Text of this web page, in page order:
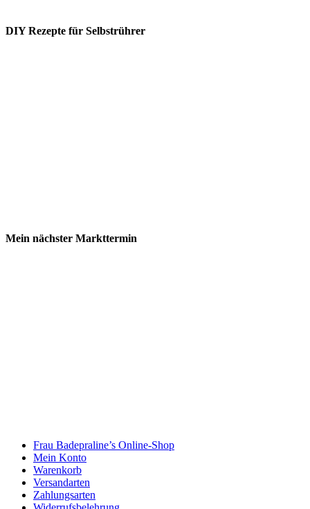
DIY Rezepte für Selbstrührer
Mein nächster Markttermin
Frau Badepraline’s Online-Shop
Mein Konto
Warenkorb
Versandarten
Zahlungsarten